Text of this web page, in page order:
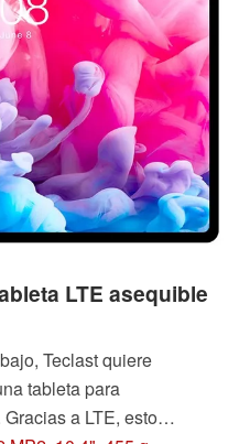
LTE asequible
Teclast quiere
tableta para
a LTE, esto